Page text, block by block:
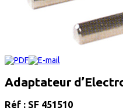
Adaptateur
Réf : SF 451510